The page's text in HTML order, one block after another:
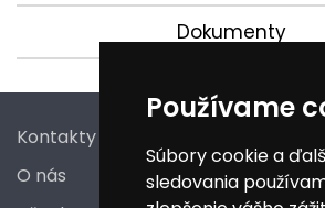
Používame
Súbory cookie a
sledovania
Dokumenty
Kontakty
O nás